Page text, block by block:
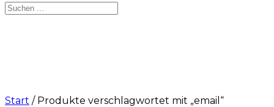
Suchen
nach:
Start / Produkte verschlagwortet mit „email“